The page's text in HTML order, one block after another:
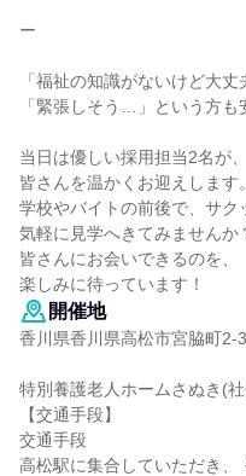
ー
「福祉の知識がないけど大丈
「緊張しそう…」という方も
当日は優しい採用担当2名が、
皆さんを温かくお迎えします。
学校やバイトの前後で、サク
気軽に見学へきてみませんか
皆さんにお会いできるのを、
楽しみに待っています！
開催地
香川県香川県高松市宮脇町2-
特別養護老人ホームさぬき(
【交通手段】
交通手段
高松駅に集合していただき、